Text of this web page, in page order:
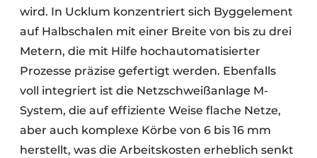
wird. In Ucklum konzentriert sich Byggelement
auf Halbschalen mit einer Breite von bis zu drei
Metern, die mit Hilfe hochautomatisierter
Prozesse präzise gefertigt werden. Ebenfalls
voll integriert ist die Netzschweißanlage M-
System, die auf effiziente Weise flache Netze,
aber auch komplexe Körbe von 6 bis 16 mm
herstellt, was die Arbeitskosten erheblich senkt